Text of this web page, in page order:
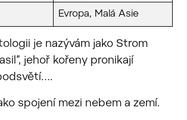
Evropa, Malá Asie
je nazývám jako Strom
jehoř kořeny pronikají
spojení mezi nebem a zemí.